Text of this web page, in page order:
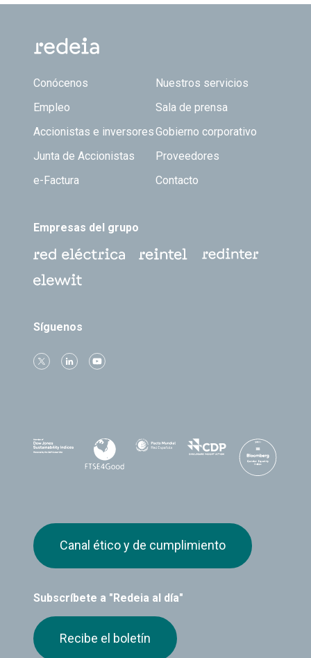
Footer TOP
Conócenos
Nuestros servicios
Empleo
Sala de prensa
Accionistas e inversoresGobierno corporativo
Junta de Accionistas
Proveedores
e-Factura
Contacto
Empresas del grupo
Síguenos
Subscríbete a "Redeia al día"
Recibe el boletín
Canal ético y de cumplimiento